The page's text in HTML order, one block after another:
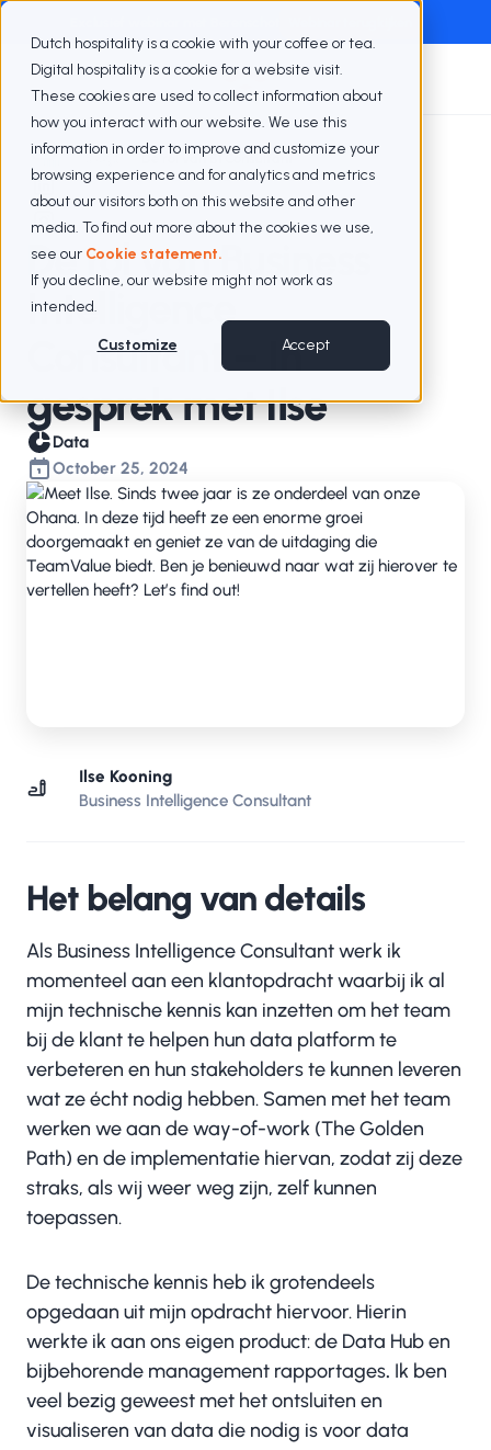
Dutch hospitality is a cookie with your coffee or tea.
Digital hospitality is a cookie for a website visit.
These cookies are used to collect information about
how you interact with our website. We use this
information in order to improve and customize your
browsing experience and for analytics and metrics
about our visitors both on this website and other
media. To find out more about the cookies we use,
see our Cookie statement.
If you decline, our website might not work as
intended.
Customize Accept
Blogs De rol van BI Consultant
De rol van Business
Intelligence
Consultant – In
gesprek met Ilse
Data
October 25, 2024
Ilse Kooning
Business Intelligence Consultant
Het belang van details
Als Business Intelligence Consultant werk ik
momenteel aan een klantopdracht waarbij ik al
mijn technische kennis kan inzetten om het team
bij de klant te helpen hun data platform te
verbeteren en hun stakeholders te kunnen leveren
wat ze écht nodig hebben. Samen met het team
werken we aan de way-of-work (The Golden
Path) en de implementatie hiervan, zodat zij deze
straks, als wij weer weg zijn, zelf kunnen
toepassen.
De technische kennis heb ik grotendeels
opgedaan uit mijn opdracht hiervoor. Hierin
werkte ik aan ons eigen product: de Data Hub en
bijbehorende management rapportages. Ik ben
veel bezig geweest met het ontsluiten en
visualiseren van data die nodig is voor data